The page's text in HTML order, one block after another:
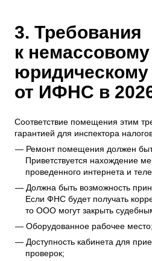
3. Требования
к немассовому
юридическому
от ИФНС в
Соответствие помещения этим
гарантией для инспектора
Ремонт помещения должен
Приветствуется нахождение
проведенного интернета и
Должна быть возможность
Если ФНС будет получать
то ООО могут закрыть
Оборудованное рабочее место;
Доступность кабинета для
проверок;